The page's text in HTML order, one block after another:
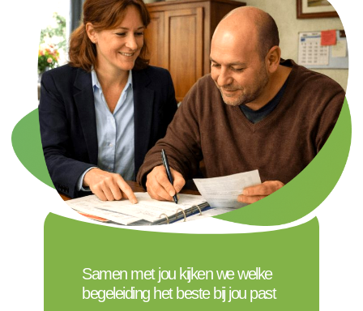
Samen met jou kijken we welke
begeleiding het beste bij jou past